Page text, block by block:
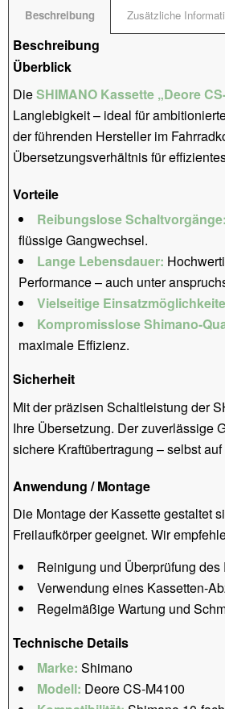
Beschreibung Zusätzliche
Beschreibung
Überblick
DieSHIMANO Kassette „Deore
Langlebigkeit – ideal für
der führenden Hersteller im
Übersetzungsverhältnis für
Vorteile
Reibungslose Schaltvorgänge:
flüssige Gangwechsel.
Lange Lebensdauer:
Performance – auch unter
Vielseitige
Kompromisslose Shimano-
maximale Effizienz.
Sicherheit
Mit der präzisen Schaltleistung der
Ihre Übersetzung. Der zuverlässige
sichere Kraftübertragung – selbst
Anwendung / Montage
Die Montage der Kassette gestaltet
Freilaufkörper geeignet. Wir
Reinigung und Überprüfung
Verwendung eines Kassetten-
Regelmäßige Wartung und
Technische Details
Marke: Shimano
Modell: Deore CS-M4100